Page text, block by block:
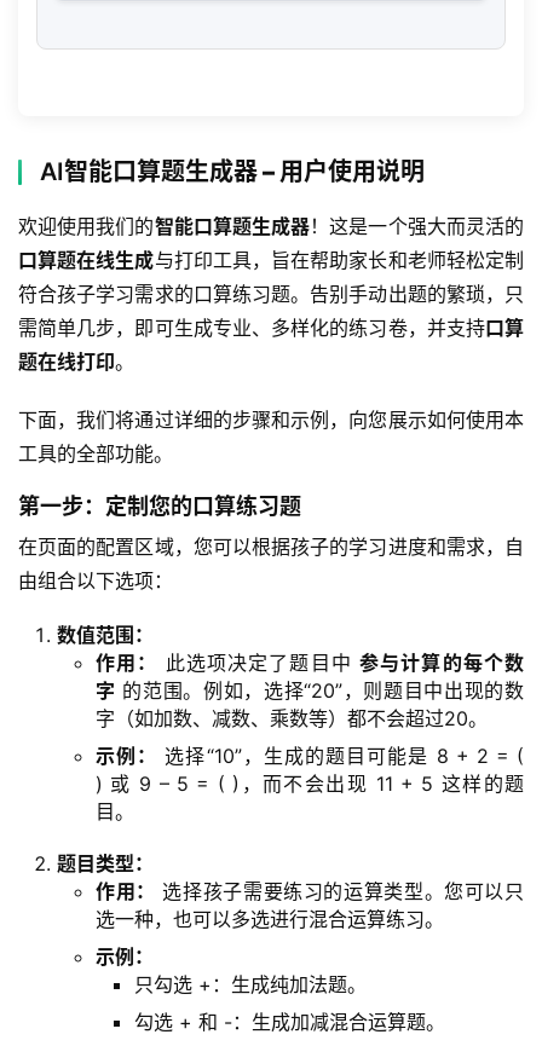
AI智能口算题生成器 – 用户使用说明
欢迎使用我们的智能口算题生成器！这是一个强大而灵活的
口算题在线生成与打印工具，旨在帮助家长和老师轻松定制
符合孩子学习需求的口算练习题。告别手动出题的繁琐，只
需简单几步，即可生成专业、多样化的练习卷，并支持口算
题在线打印。
下面，我们将通过详细的步骤和示例，向您展示如何使用本
工具的全部功能。
第一步：定制您的口算练习题
在页面的配置区域，您可以根据孩子的学习进度和需求，自
由组合以下选项：
数值范围：
作用：
此选项决定了题目中参与计算的每个数
字 的范围。例如，选择“20”，则题目中出现的数
字（如加数、减数、乘数等）都不会超过20。
示例：
选择“10”，生成的题目可能是 8 + 2 = (
) 或 9 – 5 = ( )，而不会出现 11 + 5 这样的题
目。
题目类型：
作用：
选择孩子需要练习的运算类型。您可以只
选一种，也可以多选进行混合运算练习。
示例：
只勾选 +：生成纯加法题。
勾选 + 和 -：生成加减混合运算题。